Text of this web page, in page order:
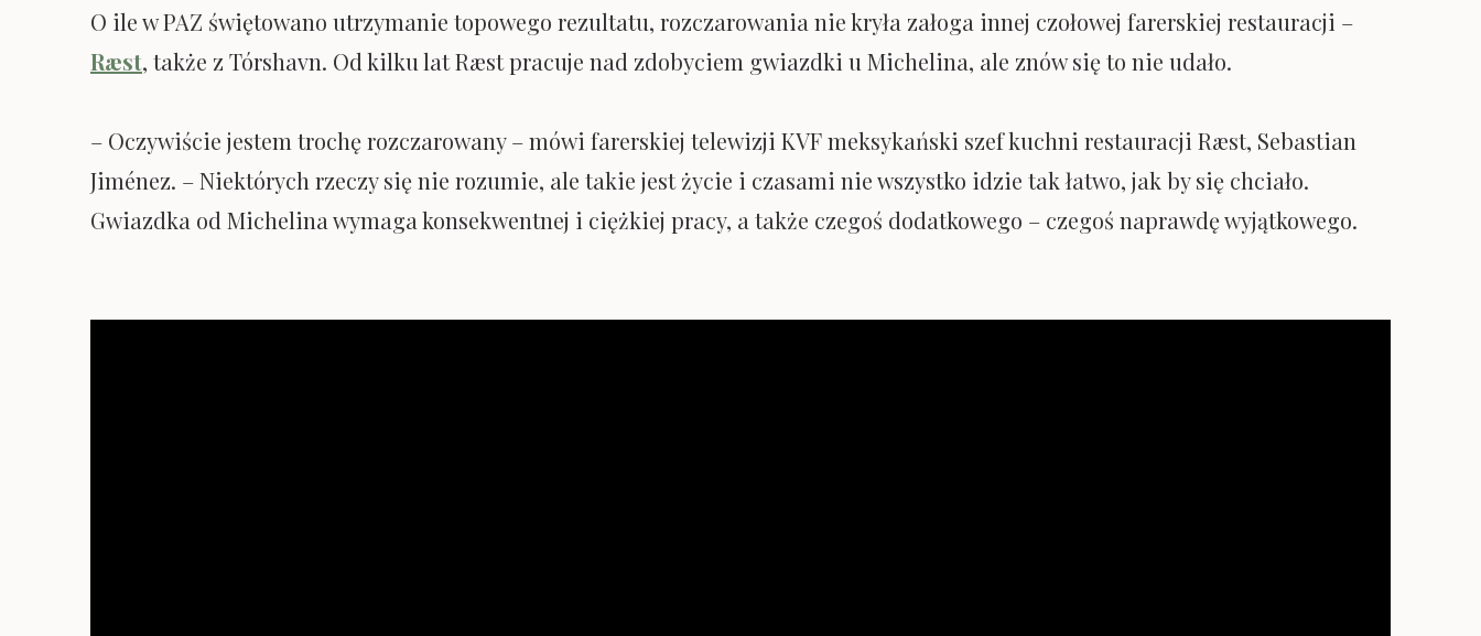
O ile w PAZ świętowano utrzymanie topowego rezultatu, rozczarowania nie kryła załoga innej czołowej farerskiej restauracji –
Ræst, także z Tórshavn. Od kilku lat Ræst pracuje nad zdobyciem gwiazdki u Michelina, ale znów się to nie udało.
– Oczywiście jestem trochę rozczarowany – mówi farerskiej telewizji KVF meksykański szef kuchni restauracji Ræst, Sebastian
Jiménez. – Niektórych rzeczy się nie rozumie, ale takie jest życie i czasami nie wszystko idzie tak łatwo, jak by się chciało.
Gwiazdka od Michelina wymaga konsekwentnej i ciężkiej pracy, a także czegoś dodatkowego – czegoś naprawdę wyjątkowego.